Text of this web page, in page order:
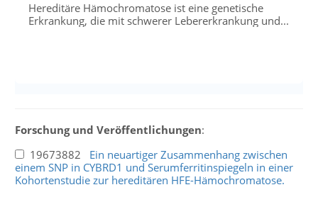
Hereditäre Hämochromatose ist eine genetische
Erkrankung, die mit schwerer Lebererkrankung und...
Forschung und Veröffentlichungen:
19673882 Ein neuartiger Zusammenhang zwischen
einem SNP in CYBRD1 und Serumferritinspiegeln in einer
Kohortenstudie zur hereditären HFE-Hämochromatose.